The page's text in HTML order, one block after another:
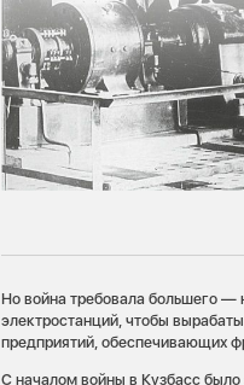
Но война требовала большего —
электростанций, чтобы
предприятий, обеспечивающих
С началом войны в Кузбасс